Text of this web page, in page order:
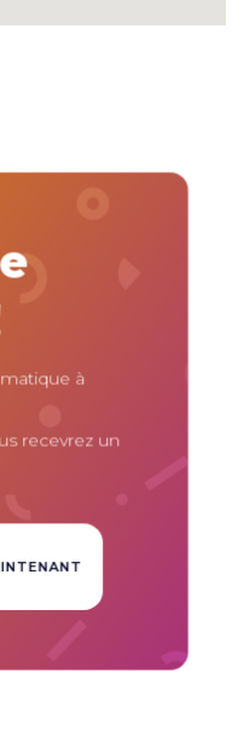
à
recevrez un